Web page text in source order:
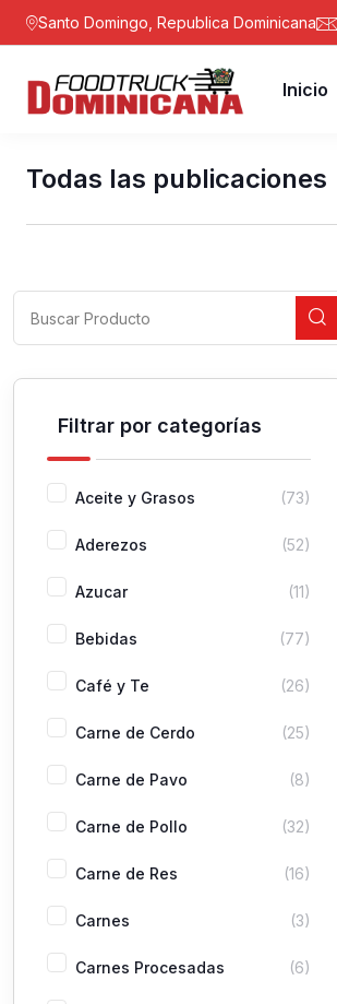
Santo Domingo, Republica Dominicana
Inicio
Todas las publicaciones
Filtrar por categorías
Aceite y Grasos (73)
Aderezos (52)
Azucar (11)
Bebidas (77)
Café y Te (26)
Carne de Cerdo (25)
Carne de Pavo (8)
Carne de Pollo (32)
Carne de Res (16)
Carnes (3)
Carnes Procesadas (6)